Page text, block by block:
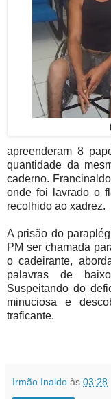
apreenderam 8
quantidade da
caderno.
onde foi lavrado o
recolhido ao xadrez.
A prisão do
PM ser chamada
o cadeirante,
palavras de
Suspeitando do
minuciosa e
traficante.
Irmão Inaldo às 03:28